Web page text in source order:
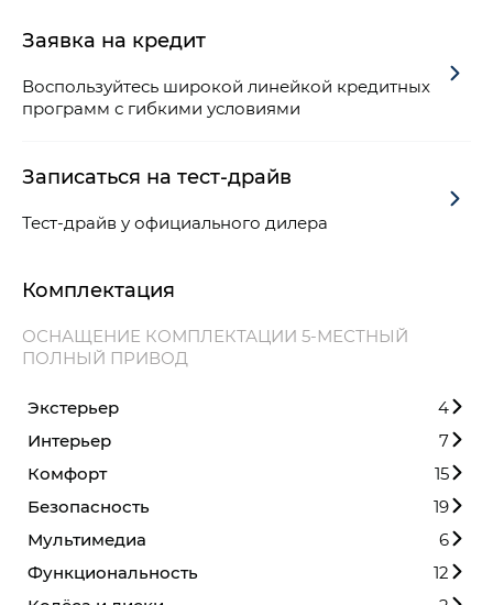
Заявка на кредит
Воспользуйтесь широкой линейкой кредитных
программ с гибкими условиями
Записаться на тест-драйв
Тест-драйв у официального дилера
Комплектация
ОСНАЩЕНИЕ КОМПЛЕКТАЦИИ 5-МЕСТНЫЙ
ПОЛНЫЙ ПРИВОД
Экстерьер
4
Интерьер
7
Комфорт
15
Безопасность
19
Мультимедиа
6
Функциональность
12